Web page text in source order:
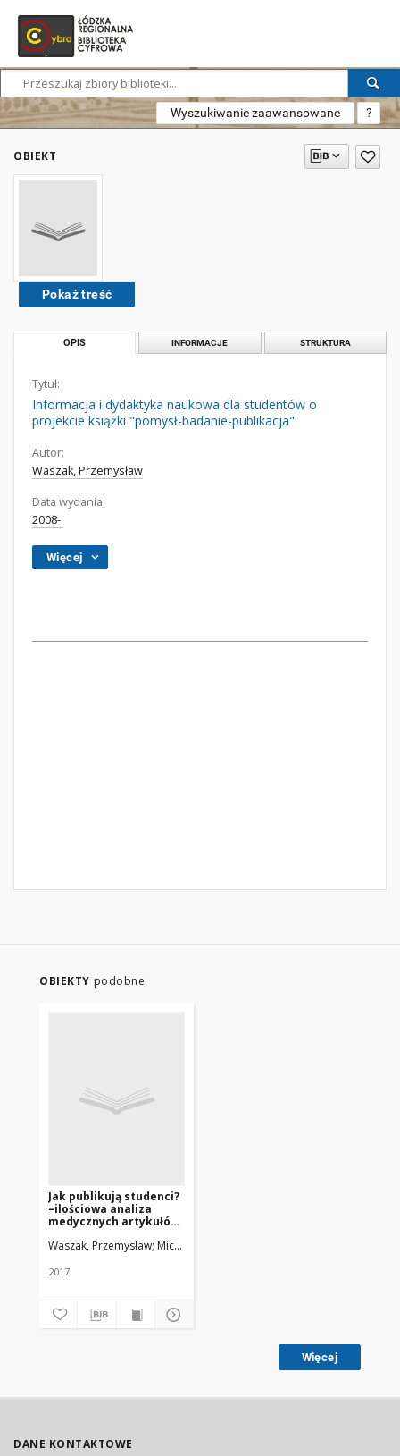
Wyszukiwanie zaawansowane ?
OBIEKT
Pokaż treść
OPIS INFORMACJE STRUKTURA
Tytuł:
Informacja i dydaktyka naukowa dla studentów o
projekcie książki "pomysł-badanie-publikacja"
Autor:
Waszak, Przemysław
Data wydania:
2008-.
Więcej
OBIEKTY podobne
Jak publikują studenci?
–ilościowa analiza
medycznych artykułów
Waszak, Przemysław; Michalski Paweł
2017
Więcej
DANE KONTAKTOWE